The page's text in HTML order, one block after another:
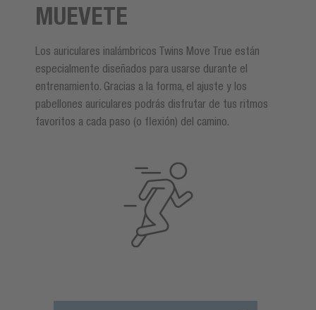
MUEVETE
Los auriculares inalámbricos Twins Move True están
especialmente diseñados para usarse durante el
entrenamiento. Gracias a la forma, el ajuste y los
pabellones auriculares podrás disfrutar de tus ritmos
favoritos a cada paso (o flexión) del camino.